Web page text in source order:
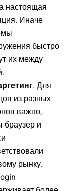
настоящая
Иначе
быстро
их между
. Для
из разных
важно,
браузер и
рынку.